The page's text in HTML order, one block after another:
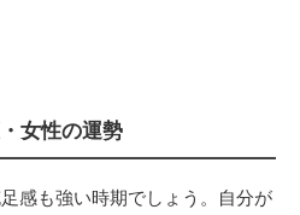
女性の運勢
感も強い時期でしょう。自分が